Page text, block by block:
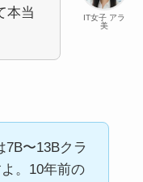
IT女子 アラ
美
本当
7B〜13Bクラ
。10年前の